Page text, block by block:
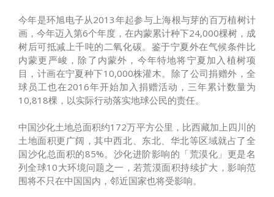
今年是环旭电子从2013年起参与上海根与芽的百万植树计
画，今年迈入第6个年度，在内蒙累计种下24,000棵树，成
树后可抵减上千吨的二氧化碳。鉴于宁夏外在气候条件比
内蒙更严峻，除了内蒙外，今年特地将宁夏加入植树项
目，计画在宁夏种下10,000株灌木。除了公司捐赠外，全
球员工也在2016年开始加入捐赠活动，三年累计数量为
10,818棵，以实际行动落实地球公民的责任。
中国沙化土地总面积约172万平方公里，比西藏加上四川的
土地面积更广阔，其中西北、东北、华北等区域就占了全
国沙化总面积的85%。沙化进阶影响的「荒漠化」更是名
列全球10大环境问题之一，若荒漠面积持续扩大，影响范
围将不只在中国国内，邻近国家也将受影响。